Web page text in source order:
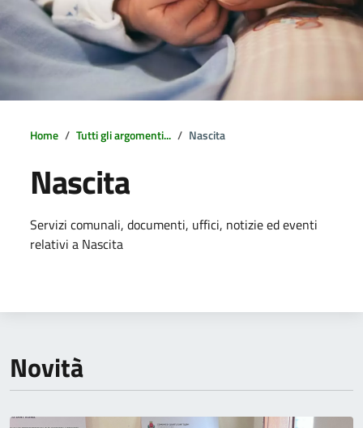
Home Tutti gli argomenti... Nascita
Nascita
Dettagli della notizia
Servizi comunali, documenti, uffici, notizie ed eventi
relativi a Nascita
Novità